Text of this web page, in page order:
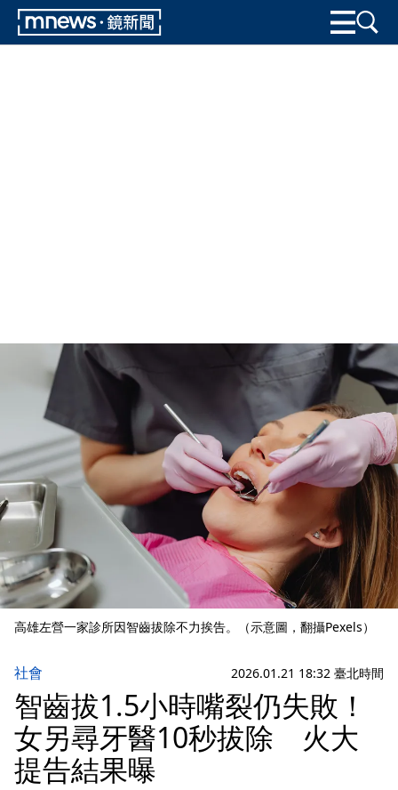
高雄左營一家診所因智齒拔除不力挨告。（示意圖，翻攝Pexels）
社會 2026.01.21 18:32 臺北時間
智齒拔1.5小時嘴裂仍失敗！
女另尋牙醫10秒拔除 火大
提告結果曝